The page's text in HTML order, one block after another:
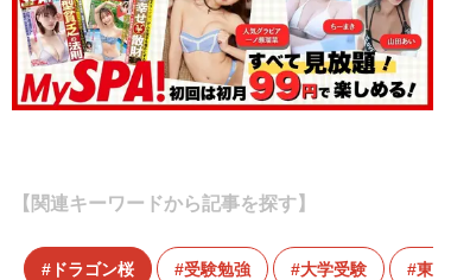
【関連キーワードから記事を探す】
ドラゴン桜 受験勉強 大学受験 東大